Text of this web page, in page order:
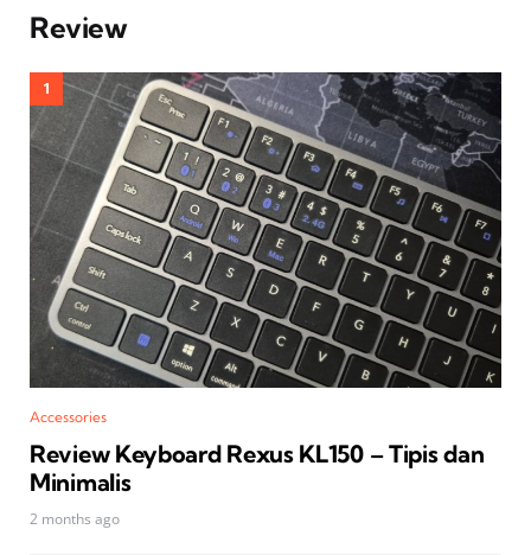
Review
Accessories
Review Keyboard Rexus KL150 – Tipis dan
Minimalis
2 months ago